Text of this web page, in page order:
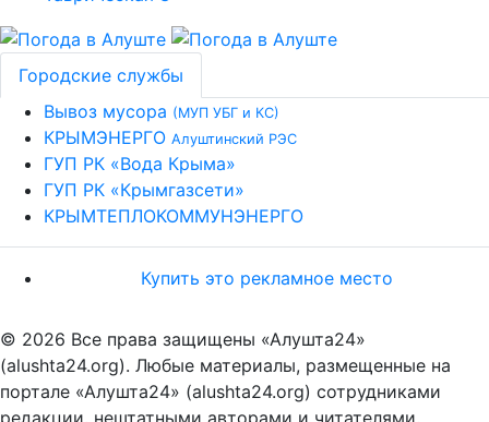
Городские службы
Вывоз мусора (МУП УБГ и КС)
КРЫМЭНЕРГО Алуштинский РЭС
ГУП РК «Вода Крыма»
ГУП РК «Крымгазсети»
КРЫМТЕПЛОКОММУНЭНЕРГО
Купить это рекламное место
© 2026 Все права защищены «Алушта24»
(alushta24.org). Любые материалы, размещенные на
портале «Алушта24» (alushta24.org) сотрудниками